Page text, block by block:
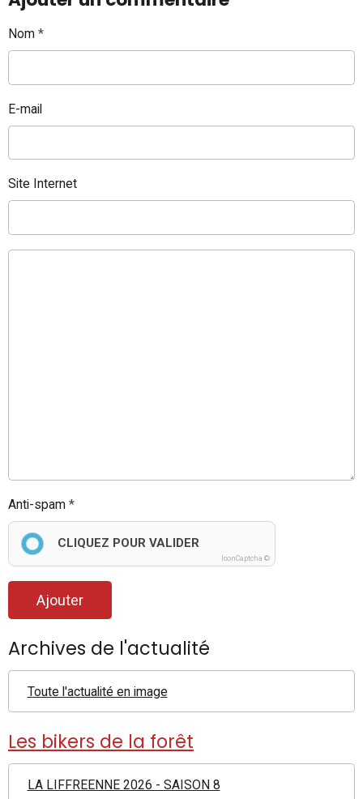
Nom
E-mail
Site Internet
Anti-spam
CLIQUEZ POUR VALIDER
IconCaptcha ©
Ajouter
Archives de l'actualité
Toute l'actualité en image
Les bikers de la forêt
LA LIFFREENNE 2026 - SAISON 8